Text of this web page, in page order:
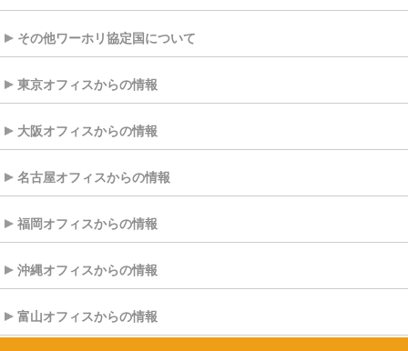
その他ワーホリ協定国について
東京オフィスからの情報
大阪オフィスからの情報
名古屋オフィスからの情報
福岡オフィスからの情報
沖縄オフィスからの情報
富山オフィスからの情報